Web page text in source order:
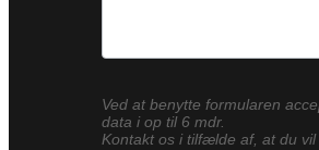
Ved at benytte formularen
data i op til 6 mdr.
Kontakt os i tilfælde af, at du